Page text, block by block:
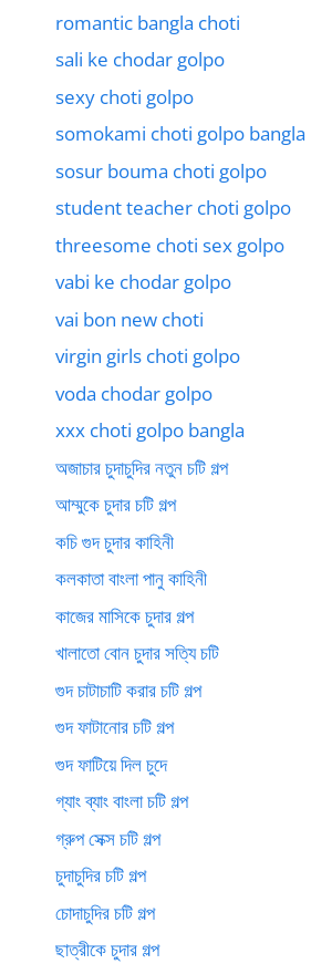
romantic bangla choti
sali ke chodar golpo
sexy choti golpo
somokami choti golpo bangla
sosur bouma choti golpo
student teacher choti golpo
threesome choti sex golpo
vabi ke chodar golpo
vai bon new choti
virgin girls choti golpo
voda chodar golpo
xxx choti golpo bangla
অজাচার চুদাচুদির নতুন চটি গল্প
আম্মুকে চুদার চটি গল্প
কচি গুদ চুদার কাহিনী
কলকাতা বাংলা পানু কাহিনী
কাজের মাসিকে চুদার গল্প
খালাতো বোন চুদার সত্যি চটি
গুদ চাটাচাটি করার চটি গল্প
গুদ ফাটানোর চটি গল্প
গুদ ফাটিয়ে দিল চুদে
গ্যাং ব্যাং বাংলা চটি গল্প
গ্রুপ সেক্স চটি গল্প
চুদাচুদির চটি গল্প
চোদাচুদির চটি গল্প
ছাত্রীকে চুদার গল্প